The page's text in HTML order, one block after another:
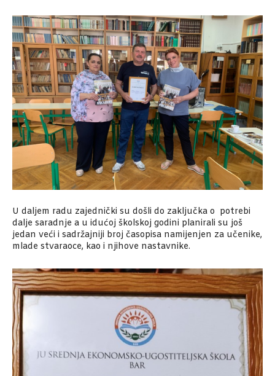
U daljem radu zajednički su došli do zaključka o potrebi
dalje saradnje a u idućoj školskoj godini planirali su još
jedan veći i sadržajniji broj časopisa namijenjen za učenike,
mlade stvaraoce, kao i njihove nastavnike.